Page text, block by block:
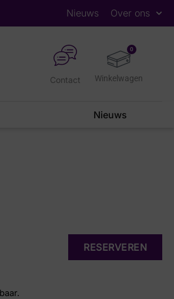
Nieuws Over ons
0
Contact
Nieuws
RESERVEREN